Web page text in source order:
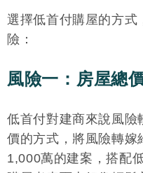
選擇低首付購屋的方式
險：
風險一：房屋總
低首付對建商來說風險
價的方式，將風險轉嫁
1,000萬的建案，搭配